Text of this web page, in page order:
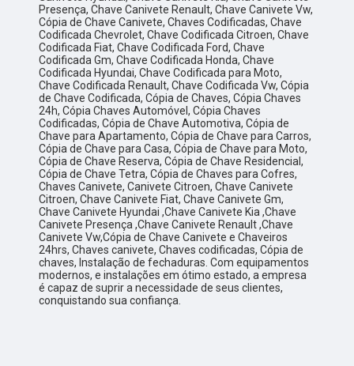
Presença, Chave Canivete Renault, Chave Canivete Vw,
Cópia de Chave Canivete, Chaves Codificadas, Chave
Codificada Chevrolet, Chave Codificada Citroen, Chave
Codificada Fiat, Chave Codificada Ford, Chave
Codificada Gm, Chave Codificada Honda, Chave
Codificada Hyundai, Chave Codificada para Moto,
Chave Codificada Renault, Chave Codificada Vw, Cópia
de Chave Codificada, Cópia de Chaves, Cópia Chaves
24h, Cópia Chaves Automóvel, Cópia Chaves
Codificadas, Cópia de Chave Automotiva, Cópia de
Chave para Apartamento, Cópia de Chave para Carros,
Cópia de Chave para Casa, Cópia de Chave para Moto,
Cópia de Chave Reserva, Cópia de Chave Residencial,
Cópia de Chave Tetra, Cópia de Chaves para Cofres,
Chaves Canivete, Canivete Citroen, Chave Canivete
Citroen, Chave Canivete Fiat, Chave Canivete Gm,
Chave Canivete Hyundai ,Chave Canivete Kia ,Chave
Canivete Presença ,Chave Canivete Renault ,Chave
Canivete Vw,Cópia de Chave Canivete e Chaveiros
24hrs, Chaves canivete, Chaves codificadas, Cópia de
chaves, Instalação de fechaduras. Com equipamentos
modernos, e instalações em ótimo estado, a empresa
é capaz de suprir a necessidade de seus clientes,
conquistando sua confiança.